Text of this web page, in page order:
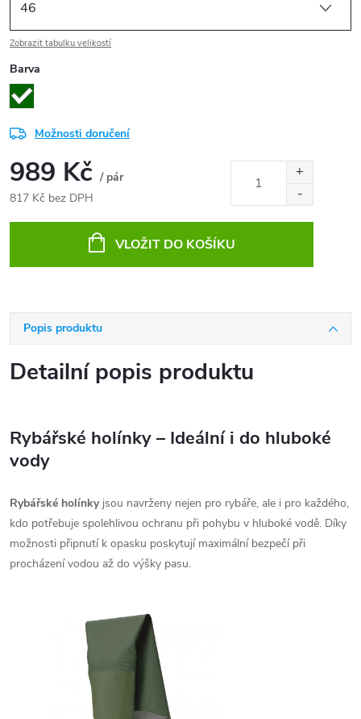
Zobrazit tabulku velikostí
Barva
Možnosti doručení
989 Kč / pár
817 Kč bez DPH
VLOŽIT DO KOŠÍKU
Popis produktu
Detailní popis produktu
Rybářské holínky – Ideální i do hluboké
vody
Rybářské holínkyjsou navrženy nejen pro rybáře, ale i pro každého,
kdo potřebuje spolehlivou ochranu při pohybu v hluboké vodě. Díky
možnosti připnutí k opasku poskytují maximální bezpečí při
procházení vodou až do výšky pasu.